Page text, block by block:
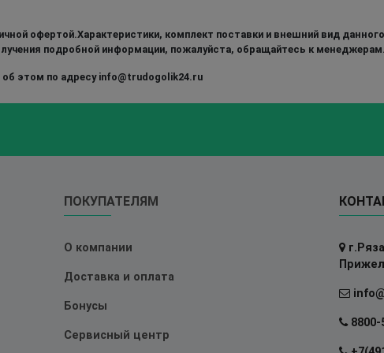
офертой.Характеристики, комплект поставки и внешний вид
подробной информации, пожалуйста, обращайтесь к менеджерам.
этом по адресу info@trudogolik24.ru
ПОКУПАТЕЛЯМ
О компании
Доставка и оплата
Бонусы
Сервисный центр
8800-